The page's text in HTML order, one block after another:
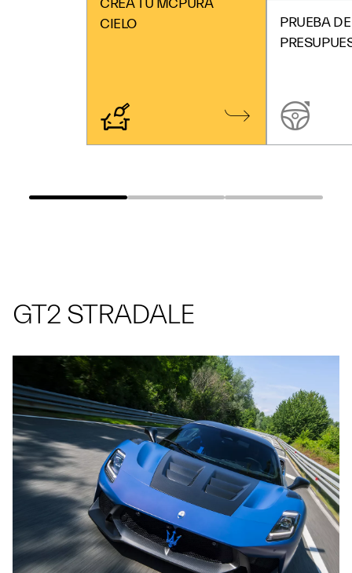
CREA TU MCPURA
CIELO
PRUEBA
GT2 STRADALE